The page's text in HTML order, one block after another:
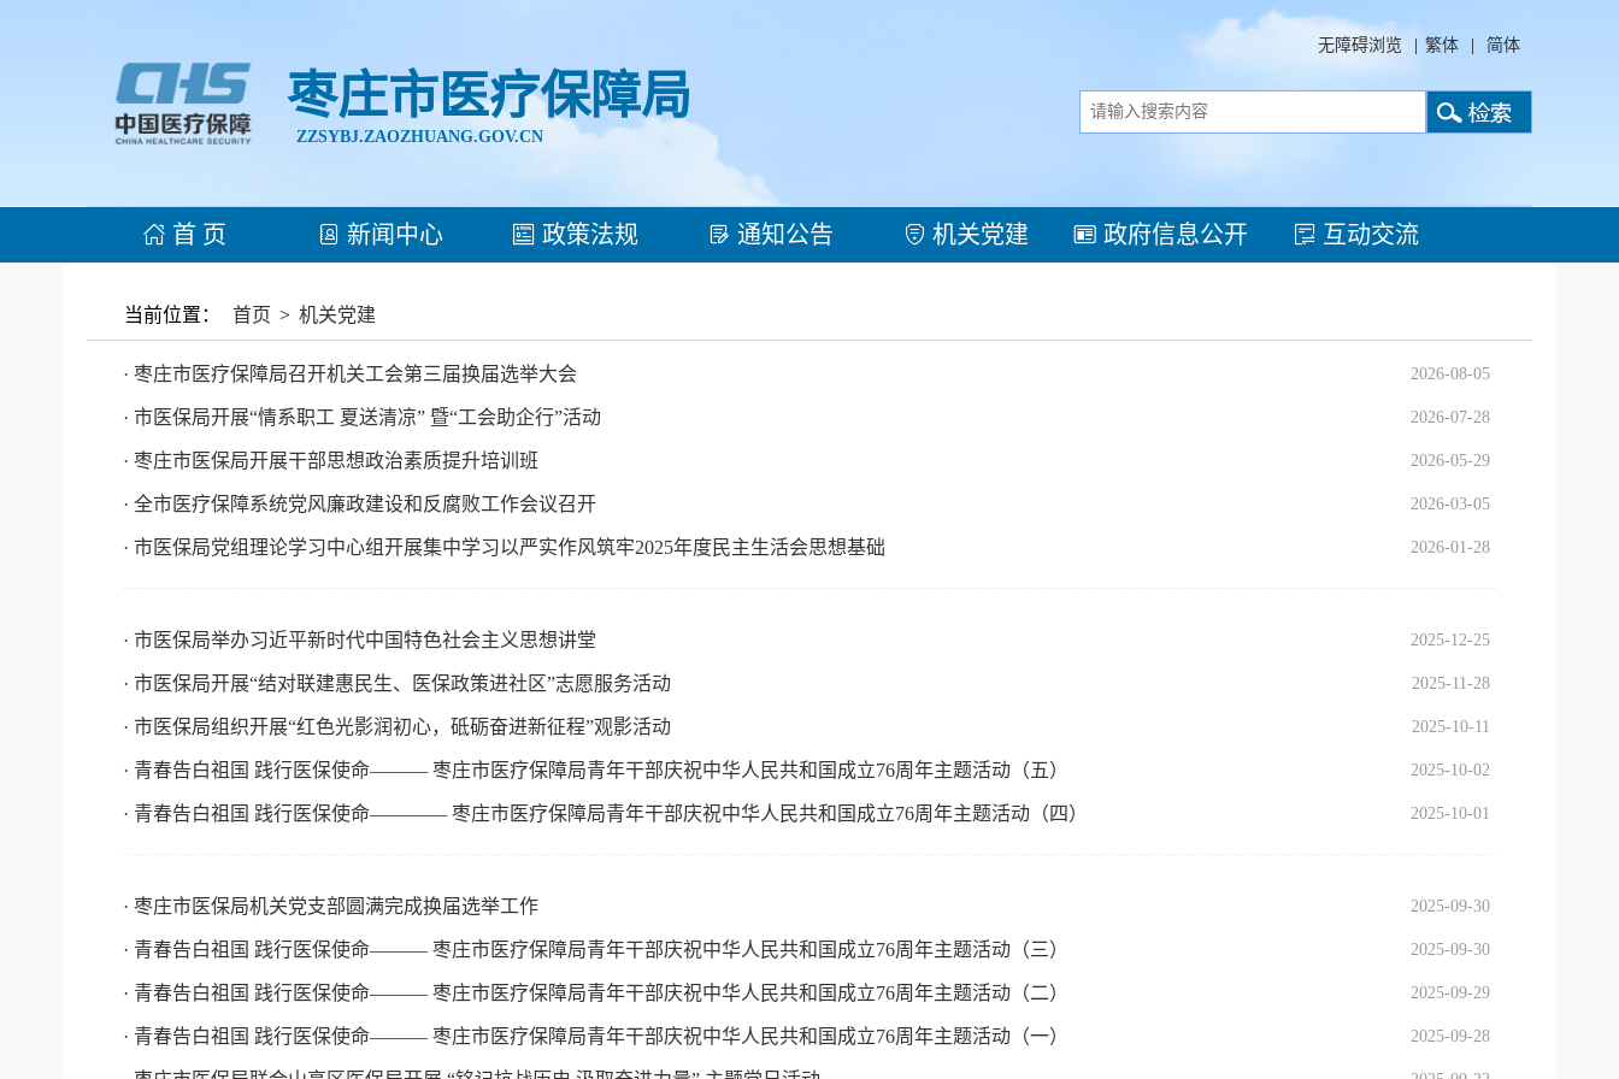
枣庄市医疗保障局
ZZSYBJ.ZAOZHUANG.GOV.CN
无障碍浏览 繁体 简体
首 页 新闻中心 政策法规 通知公告 机关党建 政府信息公开 互动交流
当前位置： 首页 > 机关党建
· 枣庄市医疗保障局召开机关工会第三届换届选举大会 2026-08-05
· 市医保局开展“情系职工 夏送清凉” 暨“工会助企行”活动 2026-07-28
· 枣庄市医保局开展干部思想政治素质提升培训班 2026-05-29
· 全市医疗保障系统党风廉政建设和反腐败工作会议召开 2026-03-05
· 市医保局党组理论学习中心组开展集中学习以严实作风筑牢2025年度民主生活会思想基础 2026-01-28
· 市医保局举办习近平新时代中国特色社会主义思想讲堂 2025-12-25
· 市医保局开展“结对联建惠民生、医保政策进社区”志愿服务活动 2025-11-28
· 市医保局组织开展“红色光影润初心，砥砺奋进新征程”观影活动 2025-10-11
· 青春告白祖国 践行医保使命——— 枣庄市医疗保障局青年干部庆祝中华人民共和国成立76周年主题活动（五） 2025-10-02
· 青春告白祖国 践行医保使命———— 枣庄市医疗保障局青年干部庆祝中华人民共和国成立76周年主题活动（四） 2025-10-01
· 枣庄市医保局机关党支部圆满完成换届选举工作 2025-09-30
· 青春告白祖国 践行医保使命——— 枣庄市医疗保障局青年干部庆祝中华人民共和国成立76周年主题活动（三） 2025-09-30
· 青春告白祖国 践行医保使命——— 枣庄市医疗保障局青年干部庆祝中华人民共和国成立76周年主题活动（二） 2025-09-29
· 青春告白祖国 践行医保使命——— 枣庄市医疗保障局青年干部庆祝中华人民共和国成立76周年主题活动（一） 2025-09-28